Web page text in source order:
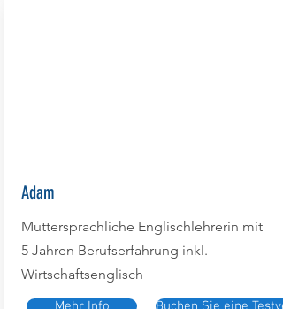
Adam
Muttersprachliche Englischlehrerin mit
5 Jahren Berufserfahrung inkl.
Wirtschaftsenglisch